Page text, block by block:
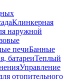
Клинкерная
наружной
печиБанные
батареиТеплый
Управление
отопительного